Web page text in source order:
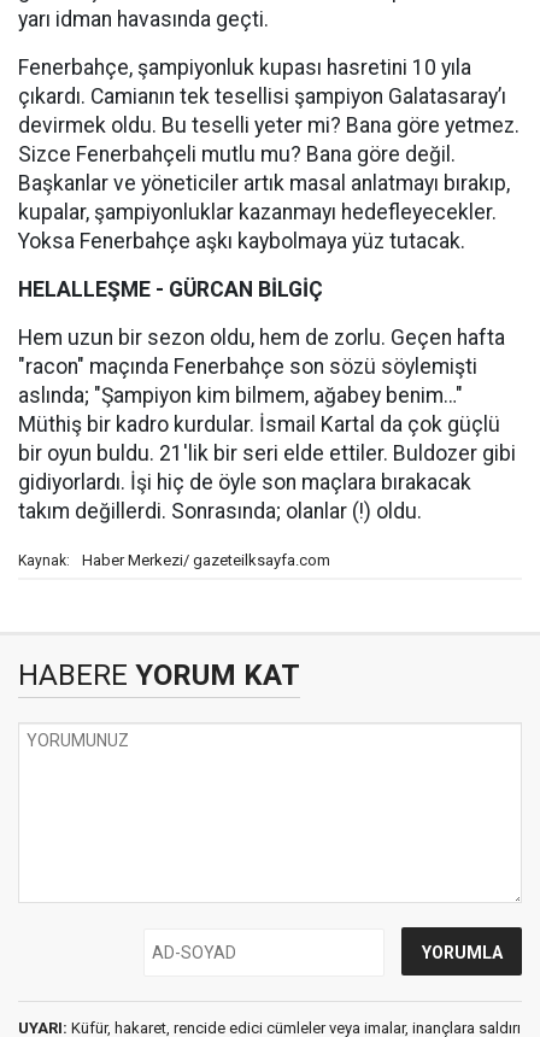
yarı idman havasında geçti.
Fenerbahçe, şampiyonluk kupası hasretini 10 yıla
çıkardı. Camianın tek tesellisi şampiyon Galatasaray’ı
devirmek oldu. Bu teselli yeter mi? Bana göre yetmez.
Sizce Fenerbahçeli mutlu mu? Bana göre değil.
Başkanlar ve yöneticiler artık masal anlatmayı bırakıp,
kupalar, şampiyonluklar kazanmayı hedefleyecekler.
Yoksa Fenerbahçe aşkı kaybolmaya yüz tutacak.
HELALLEŞME - GÜRCAN BİLGİÇ
Hem uzun bir sezon oldu, hem de zorlu. Geçen hafta
"racon" maçında Fenerbahçe son sözü söylemişti
aslında; "Şampiyon kim bilmem, ağabey benim…"
Müthiş bir kadro kurdular. İsmail Kartal da çok güçlü
bir oyun buldu. 21'lik bir seri elde ettiler. Buldozer gibi
gidiyorlardı. İşi hiç de öyle son maçlara bırakacak
takım değillerdi. Sonrasında; olanlar (!) oldu.
Kaynak: Haber Merkezi/ gazeteilksayfa.com
HABERE YORUM KAT
UYARI: Küfür, hakaret, rencide edici cümleler veya imalar, inançlara saldırı